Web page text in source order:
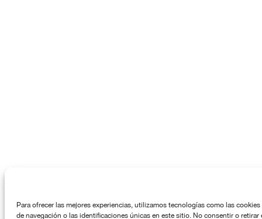
Para ofrecer las mejores experiencias, utilizamos tecnologías como las
de navegación o las identificaciones únicas en este sitio. No consentir o